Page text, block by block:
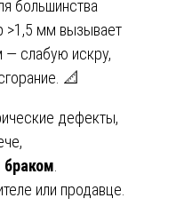
большинства
>1,5 мм вызывает
— слабую искру,
📐
дефекты,
или продавце.